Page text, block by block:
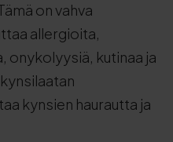
on vahva
allergioita,
onykolyysiä, kutinaa ja
kynsien haurautta ja